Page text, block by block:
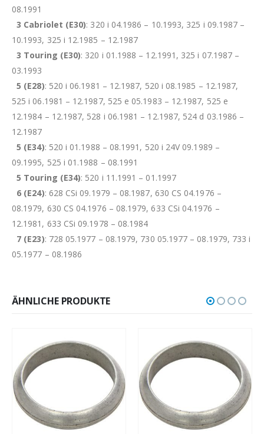
08.1991
3 Cabriolet (E30): 320 i 04.1986 – 10.1993, 325 i 09.1987 –
10.1993, 325 i 12.1985 – 12.1987
3 Touring (E30): 320 i 01.1988 – 12.1991, 325 i 07.1987 –
03.1993
5 (E28): 520 i 06.1981 – 12.1987, 520 i 08.1985 – 12.1987,
525 i 06.1981 – 12.1987, 525 e 05.1983 – 12.1987, 525 e
12.1984 – 12.1987, 528 i 06.1981 – 12.1987, 524 d 03.1986 –
12.1987
5 (E34): 520 i 01.1988 – 08.1991, 520 i 24V 09.1989 –
09.1995, 525 i 01.1988 – 08.1991
5 Touring (E34): 520 i 11.1991 – 01.1997
6 (E24): 628 CSi 09.1979 – 08.1987, 630 CS 04.1976 –
08.1979, 630 CS 04.1976 – 08.1979, 633 CSi 04.1976 –
12.1981, 633 CSi 09.1978 – 08.1984
7 (E23): 728 05.1977 – 08.1979, 730 05.1977 – 08.1979, 733 i
05.1977 – 08.1986
ÄHNLICHE PRODUKTE